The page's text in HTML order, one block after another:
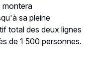
montera
sa pleine
total des deux lignes
de 1 500 personnes.